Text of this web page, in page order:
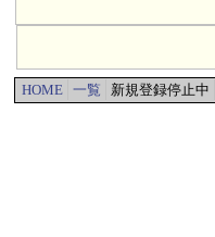
HOME 一覧 新規登録停止中